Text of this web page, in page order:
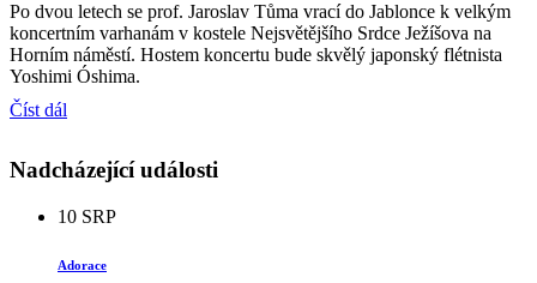
Po dvou letech se prof. Jaroslav Tůma vrací do Jablonce k velkým
koncertním varhanám v kostele Nejsvětějšího Srdce Ježíšova na
Horním náměstí. Hostem koncertu bude skvělý japonský flétnista
Yoshimi Óshima.
Číst dál
Nadcházející události
10 SRP
Adorace